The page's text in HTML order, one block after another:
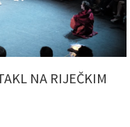
NA RIJEČKIM